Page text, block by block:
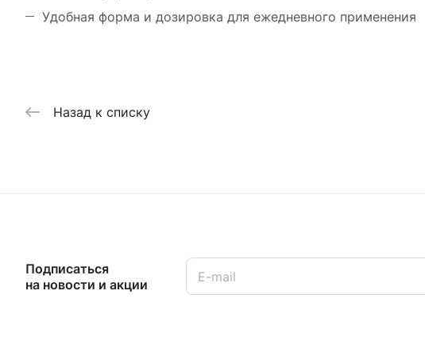
Удобная форма и дозировка для ежедневного применения
Назад к списку
Подписаться
на новости и акции